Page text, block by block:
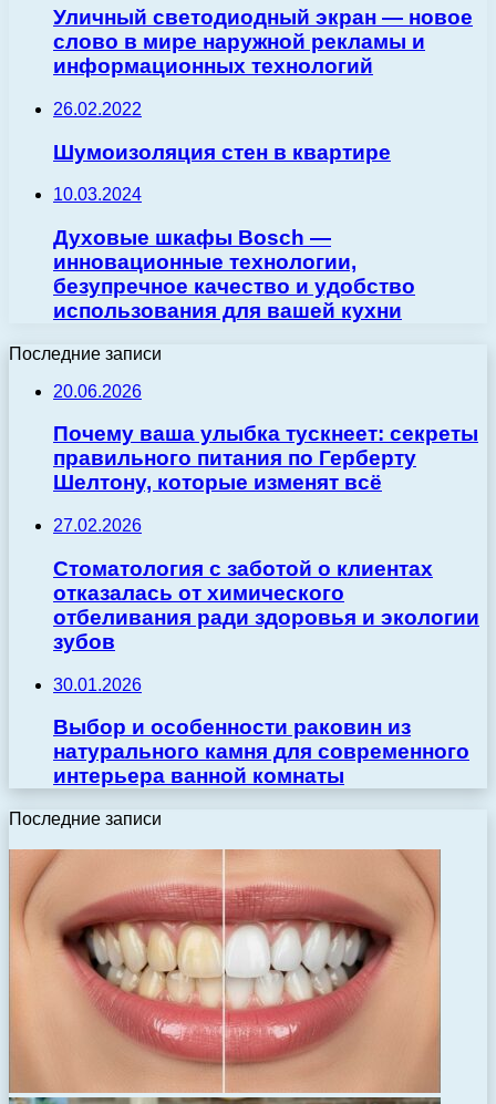
Уличный светодиодный экран — новое
слово в мире наружной рекламы и
информационных технологий
26.02.2022
Шумоизоляция стен в квартире
10.03.2024
Духовые шкафы Bosch —
инновационные технологии,
безупречное качество и удобство
использования для вашей кухни
Последние записи
20.06.2026
Почему ваша улыбка тускнеет: секреты
правильного питания по Герберту
Шелтону, которые изменят всё
27.02.2026
Стоматология с заботой о клиентах
отказалась от химического
отбеливания ради здоровья и экологии
зубов
30.01.2026
Выбор и особенности раковин из
натурального камня для современного
интерьера ванной комнаты
Последние записи